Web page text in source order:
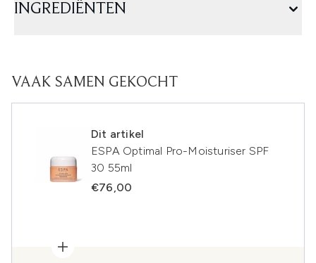
INGREDIËNTEN
VAAK SAMEN GEKOCHT
Dit artikel
ESPA Optimal Pro-Moisturiser SPF
30 55ml
€76,00